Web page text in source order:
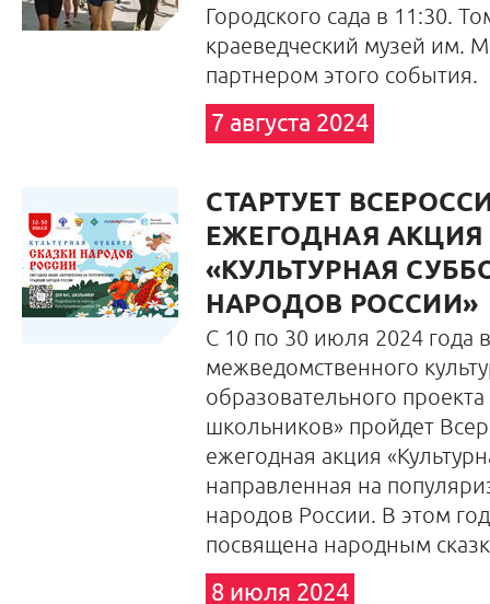
Городского сада в 11:30.
краеведческий музей им.
партнером этого события.
7 августа 2024
СТАРТУЕТ
ЕЖЕГОДНАЯ АКЦИЯ
«КУЛЬТУРНАЯ
НАРОДОВ РОССИИ»
С 10 по 30 июля 2024 года
межведомственного
образовательного проекта
школьников» пройдет
ежегодная акция
направленная на
народов России. В этом
посвящена народным
8 июля 2024